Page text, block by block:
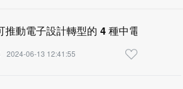
推動電子設計轉型的 4 種中電壓應用
2024-06-13 12:41:55